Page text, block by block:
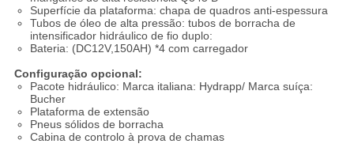
Superfície da plataforma: chapa de quadros anti-espessura
Tubos de óleo de alta pressão: tubos de borracha de
intensificador hidráulico de fio duplo:
Bateria: (DC12V,150AH) *4 com carregador
Configuração opcional:
Pacote hidráulico: Marca italiana: Hydrapp/ Marca suíça:
Bucher
Plataforma de extensão
Pneus sólidos de borracha
Cabina de controlo à prova de chamas